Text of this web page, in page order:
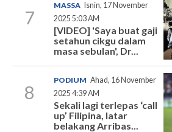
7
MASSA
Isnin, 17 November
2025 5:03 AM
[VIDEO] 'Saya buat gaji
setahun cikgu dalam
masa sebulan', Dr...
8
PODIUM Ahad, 16 November
2025 4:39 AM
Sekali lagi terlepas ‘call
up’ Filipina, latar
belakang Arribas...